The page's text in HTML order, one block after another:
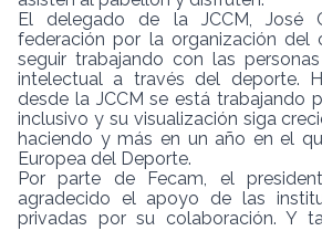
El delegado de la JCCM, José
federación por la organización del
seguir trabajando con las
intelectual a través del deporte.
desde la JCCM se está trabajando
inclusivo y su visualización siga
haciendo y más en un año en el
Europea del Deporte.
Por parte de Fecam, el
agradecido el apoyo de las
privadas por su colaboración. Y